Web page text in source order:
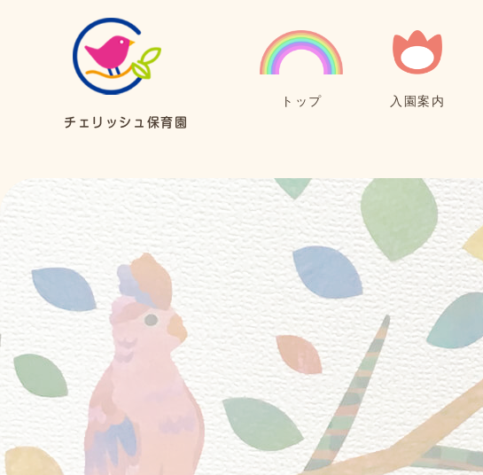
チェリッシュ保育園
トップ 入園案内